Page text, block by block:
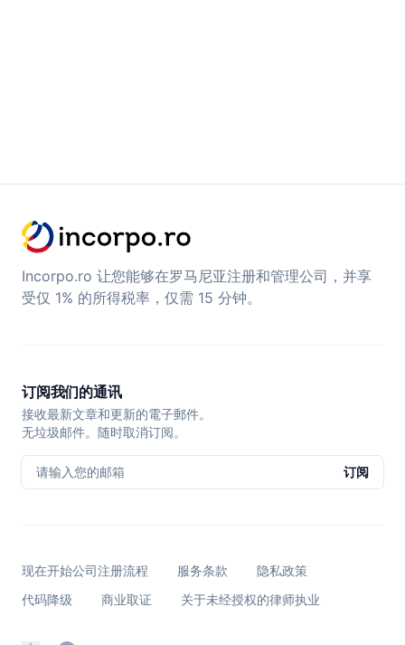
Incorpo.ro 让您能够在罗马尼亚注册和管理公司，并享
受仅 1% 的所得税率，仅需 15 分钟。
订阅我们的通讯
接收最新文章和更新的電子郵件。
无垃圾邮件。随时取消订阅。
请输入您的邮箱 订阅
现在开始公司注册流程 服务条款
隐私政策
代码降级
商业取证 关于未经授权的律师执业